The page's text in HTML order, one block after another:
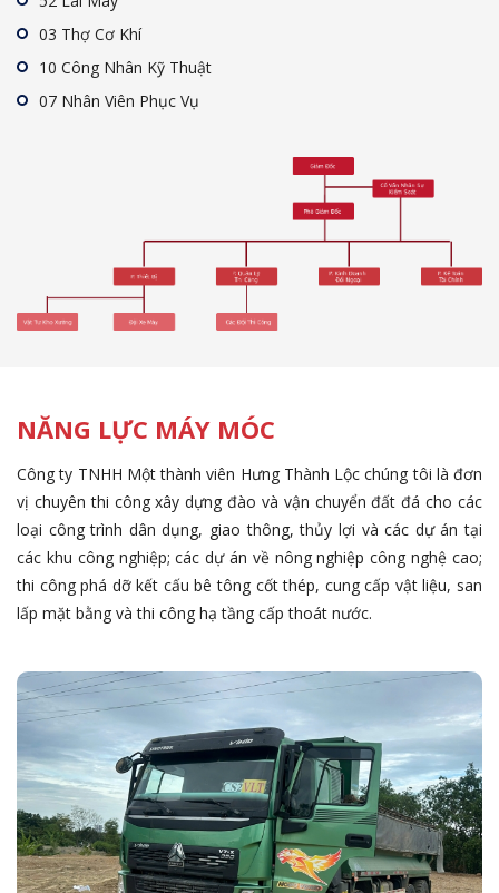
03 Thợ Cơ Khí
10 Công Nhân Kỹ Thuật
07 Nhân Viên Phục Vụ
NĂNG LỰC MÁY MÓC
Công ty TNHH Một thành viên Hưng Thành Lộc chúng tôi là đơn
vị chuyên thi công xây dựng đào và vận chuyển đất đá cho các
loại công trình dân dụng, giao thông, thủy lợi và các dự án tại
các khu công nghiệp; các dự án về nông nghiệp công nghệ cao;
thi công phá dỡ kết cấu bê tông cốt thép, cung cấp vật liệu, san
lấp mặt bằng và thi công hạ tầng cấp thoát nước.